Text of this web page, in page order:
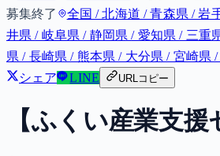
募集終了
全国 / 北海道 / 青森県 / 岩
井県 / 岐阜県 / 静岡県 / 愛知県 / 三重
県 / 長崎県 / 熊本県 / 大分県 / 宮崎県
シェア
LINE URLコピー
【ふくい産業支